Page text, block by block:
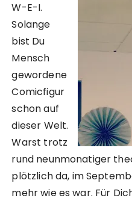
W-E-I.
Solange
bist Du
Mensch
gewordene
Comicfigur
schon auf
dieser Welt.
Warst trotz
rund neunmonatiger
plötzlich da, im
mehr wie es war. Für